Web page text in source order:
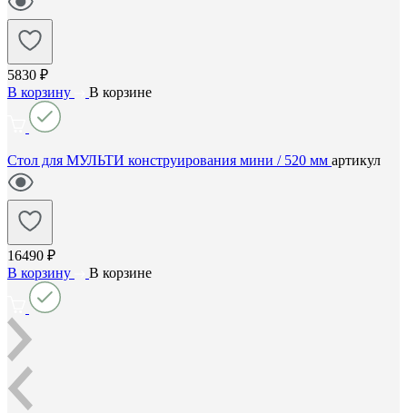
5830 ₽
В корзину
В корзине
Стол для МУЛЬТИ конструирования мини / 520 мм артикул
16490 ₽
В корзину
В корзине